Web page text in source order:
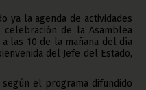
ya la agenda de actividades
de la Asamblea
las 10 de la mañana del día
del Jefe del Estado,
según el programa difundido